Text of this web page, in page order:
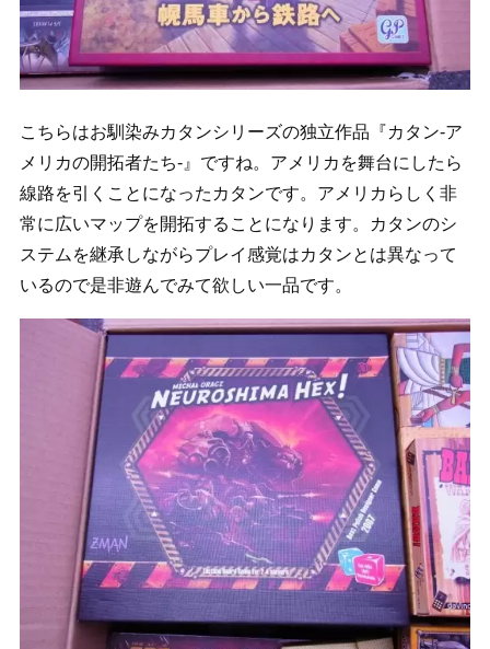
こちらはお馴染みカタンシリーズの独立作品『カタン-ア
メリカの開拓者たち-』ですね。アメリカを舞台にしたら
線路を引くことになったカタンです。アメリカらしく非
常に広いマップを開拓することになります。カタンのシ
ステムを継承しながらプレイ感覚はカタンとは異なって
いるので是非遊んでみて欲しい一品です。